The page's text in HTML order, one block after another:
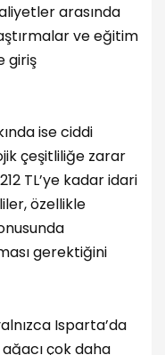
arasında
ve eğitim
giriş
ise ciddi
çeşitliliğe zarar
TL’ye kadar idari
özellikle
gerektiğini
Isparta’da
çok daha